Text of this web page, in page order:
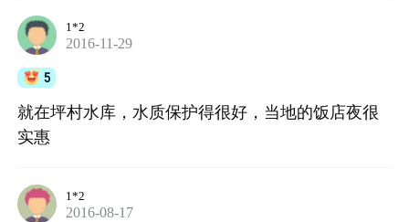
1*2
2016-11-29
5
就在坪村水库，水质保护得很好，当地的饭店夜很
实惠
1*2
2016-08-17